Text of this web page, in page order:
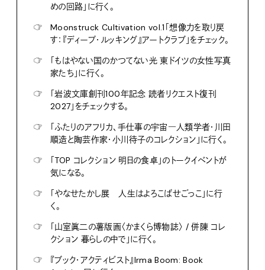
めの回路」に行く。
☞
Moonstruck Cultivation vol.1「想像力を取り戻
す：『ディープ・ルッキング』アートクラブ」をチェック。
☞
「もはやない国のかつてない光 東ドイツの女性写真
家たち」に行く。
☞
「岩波文庫創刊100年記念 読者リクエスト復刊
2027」をチェックする。
☞
「ふたりのアフリカ、手仕事の宇宙―人類学者・川田
順造と陶芸作家・小川待子のコレクション」に行く。
☞
「TOP コレクション 明日の食卓」のトークイベントが
気になる。
☞
「やなせたかし展 人生はよろこばせごっこ」に行
く。
☞
「山室眞二の薯版画〈かまくら博物誌〉 / 併陳 コレ
クション 暮らしの中で」に行く。
☞
『ブック・アクティビスト』Irma Boom: Book